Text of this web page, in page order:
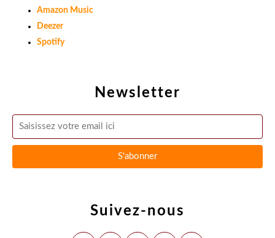
Newsletter
Suivez-nous
Amazon Music
Deezer
Spotify